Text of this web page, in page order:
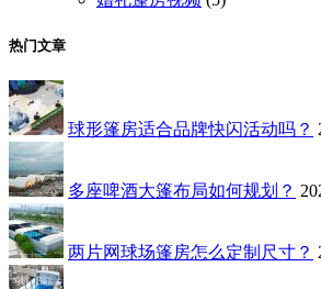
热门文章
球形篷房适合品牌快闪活动吗？
多座啤酒大篷布局如何规划？
两片网球场篷房怎么定制尺寸？